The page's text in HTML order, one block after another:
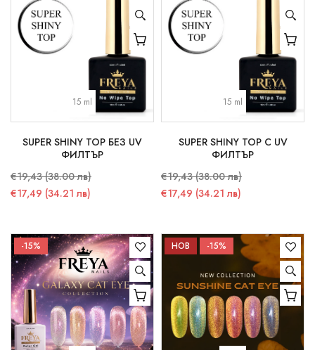
15 ml
SUPER SHINY TOP БЕЗ UV
ФИЛТЪР
€19,43 (38.00 лв)
€17,49 (34.21 лв)
15 ml
SUPER SHINY TOP С UV
ФИЛТЪР
€19,43 (38.00 лв)
€17,49 (34.21 лв)
-15% НОВ -15%